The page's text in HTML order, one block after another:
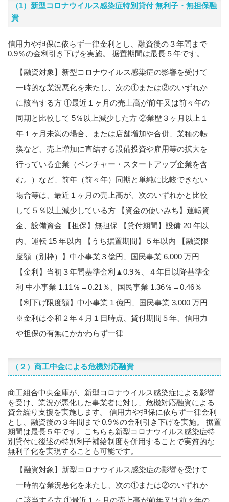
（1）新型コロナウイルス感染症特別貸付 無利子・無担保融
資
信用力や担保に依らず一律金利とし、融資後の３年間まで
0.9％の金利引き下げを実施。 据置期間は最長５年です。
【融資対象】新型コロナウイルス感染症の影響を受けて
一時的な業況悪化を来たし、次の①または②のいずれか
に該当する方 ①最近１ヶ月の売上高が前年又は前々年の
同期と比較して 5％以上減少した方 ②業歴３ヶ月以上１
年１ヶ月未満の場合、または店舗増加や合併、業種の転
換など、売上増加に直結する設備投資や雇用等の拡大を
行っている企業（ベンチャー・スタートアップ企業を含
む。）など、前年（前々年）同期と単純に比較できない
場合等は、最近１ヶ月の売上高が、次のいずれかと比較
して５％以上減少している方 【資金の使いみち】運転資
金、設備資金 【担保】無担保 【貸付期間】設備 20 年以
内、運転 15 年以内 【うち据置期間】５年以内 【融資限
度額（別枠）】中小事業３億円、国民事業 6,000 万円
【金利】当初３年間基準金利▲0.9％、４年目以降基準金
利 中小事業 1.11％→0.21％、国民事業 1.36％→0.46％
【利下げ限度額】中小事業 1 億円、国民事業 3,000 万円
※金利は令和２年４月１日時点、貸付期間５年、信用力
や担保の有無にかかわらず一律
（２）商工中金による危機対応融資
商工組合中央金庫が、新型コロナウイルス感染症による影響
を受け、業況が悪化した事業者に対し、危機対応融資による
資金繰り支援を実施します。 信用力や担保に依らず一律金利
とし、融資後の３年間まで 0.9％の金利引き下げを実施。 据置
期間は最長５年です。こちらも新型コロナウイルス感染症特
別貸付に後述の特別利子補給制度を併用することで実質的な
無利子化を実現することも可能です。
【融資対象】新型コロナウイルス感染症の影響を受けて
一時的な業況悪化を来たし、次の①または②のいずれか
に該当する方 ①最近１ヶ月の売上高が前年又は前々年の